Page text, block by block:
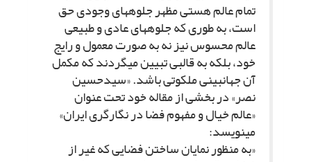
تمام عالم هستى مظهر جلوه‏هاى وجودى حق
است، به طورى که جلوه‏هاى عادى و طبیعى
عالم محسوس نیز نه به صورت معمول و رایج
خود، بلکه به قالبى تبیین مى‏گردند که مکمل
آن جهان‏بینى ملکوتى باشد. «سیدحسین
نصر» در بخشى از مقاله خود تحت عنوان
«عالم خیال و مفهوم فضا در نگارگرى ایران»
مى‏نویسد:
«به منظور نمایان ساختن فضایى که غیر از